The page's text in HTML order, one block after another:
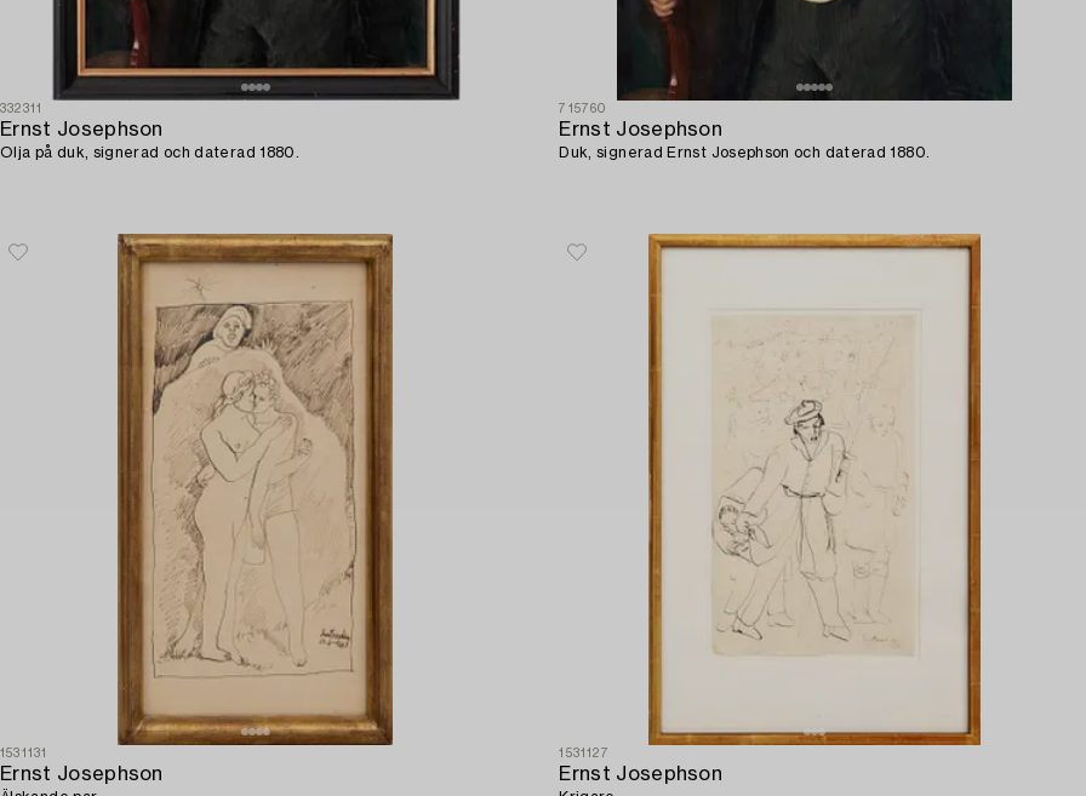
332311
Ernst Josephson
Olja på duk, signerad och daterad 1880.
715760
Ernst Josephson
Duk, signerad Ernst Josephson och daterad 1880.
1531131
Ernst Josephson
1531127
Ernst Josephson